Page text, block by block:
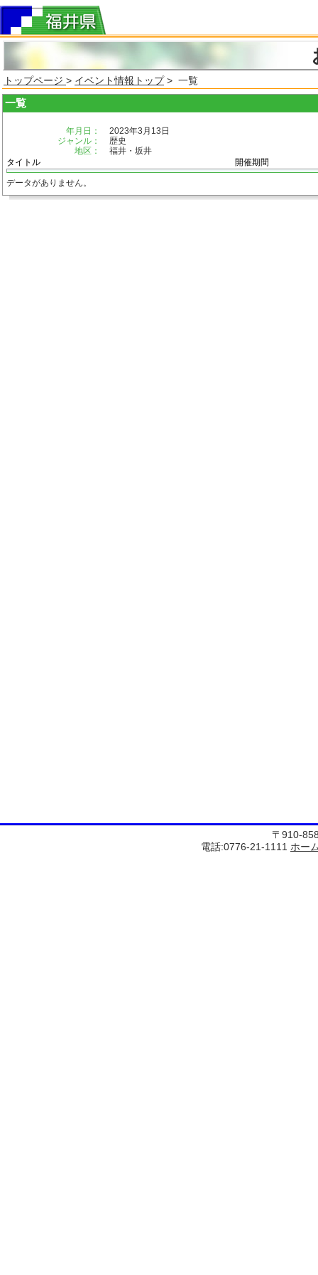
トップページ > イベント情報トップ> 一覧
一覧
年月日：
2023年3月13日
ジャンル：
歴史
地区：
福井・坂井
タイトル
開催期間
データがありません。
〒910-
電話:0776-21-1111 ホー